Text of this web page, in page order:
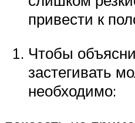
привести к
Чтобы
застегивать
необходимо: